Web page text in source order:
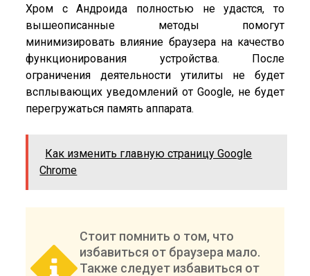
Хром с Андроида полностью не удастся, то
вышеописанные методы помогут
минимизировать влияние браузера на качество
функционирования устройства. После
ограничения деятельности утилиты не будет
всплывающих уведомлений от Google, не будет
перегружаться память аппарата.
Как изменить главную страницу Google
Chrome
Стоит помнить о том, что
избавиться от браузера мало.
Также следует избавиться от